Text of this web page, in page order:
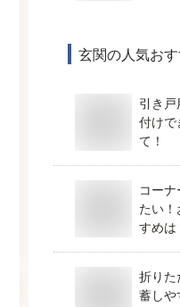
玄関の人気お
引き
付けで
て！
コー
たい
すめは
折り
蓄しや